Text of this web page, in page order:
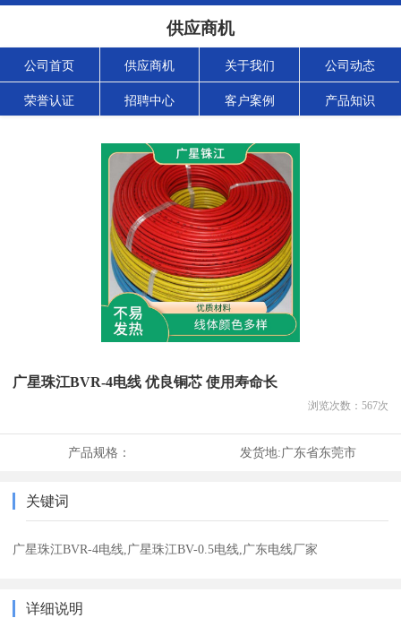
供应商机
公司首页 供应商机 关于我们 公司动态
荣誉认证 招聘中心 客户案例 产品知识
广星珠江BVR-4电线 优良铜芯 使用寿命长
浏览次数： 567次
产品规格： 发货地:广东省东莞市
关键词
广星珠江BVR-4电线,广星珠江BV-0.5电线,广东电线厂家
详细说明